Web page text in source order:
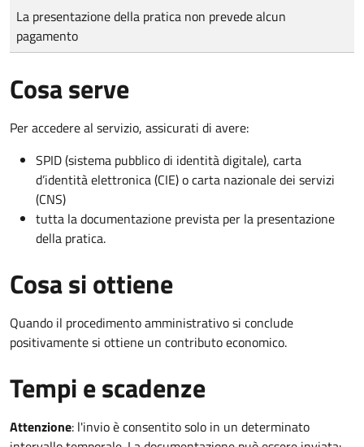
Tipo di pagamento
Importo
La presentazione della pratica non prevede alcun
pagamento
Cosa serve
Per accedere al servizio, assicurati di avere:
SPID (sistema pubblico di identità digitale), carta
d’identità elettronica (CIE) o carta nazionale dei servizi
(CNS)
tutta la documentazione prevista per la presentazione
della pratica.
Cosa si ottiene
Quando il procedimento amministrativo si conclude
positivamente si ottiene un contributo economico.
Tempi e scadenze
Attenzione: l'invio è consentito solo in un determinato